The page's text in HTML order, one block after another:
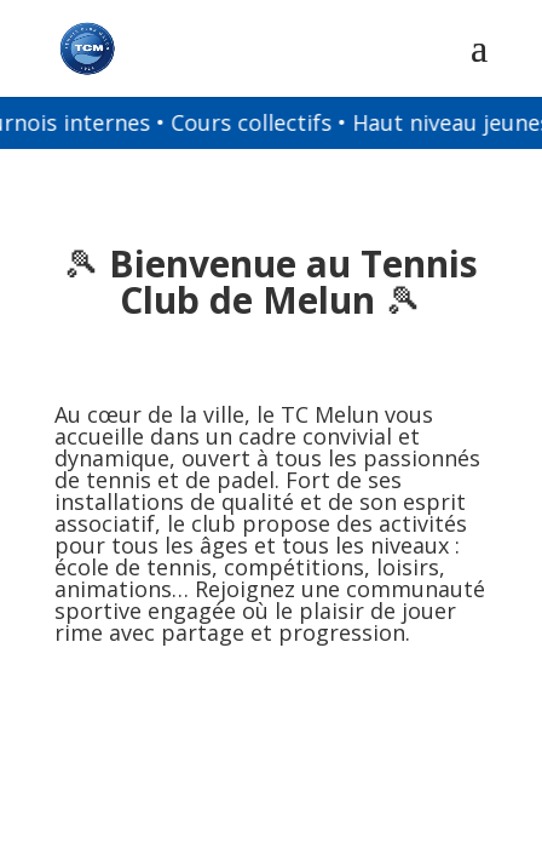
• Cours collectifs • Haut niveau jeunes &
🎾 Bienvenue au Tennis
Club de Melun 🎾
Au cœur de la ville, le TC Melun vous
accueille dans un cadre convivial et
dynamique, ouvert à tous les passionnés
de tennis et de padel. Fort de ses
installations de qualité et de son esprit
associatif, le club propose des activités
pour tous les âges et tous les niveaux :
école de tennis, compétitions, loisirs,
animations… Rejoignez une communauté
sportive engagée où le plaisir de jouer
rime avec partage et progression.